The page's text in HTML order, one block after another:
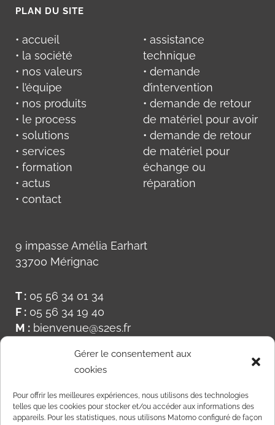
Gérer le consentement aux
cookies
Pour offrir les meilleures expériences, nous utilisons des technologies
telles que les cookies pour stocker et/ou accéder aux informations des
appareils. Pour les statistiques, nous utilisons Matomo configuré de façon
PLAN DU SITE
• accueil
• la société
• nos valeurs
• l’équipe
• nos produits
• le process
• solutions
• services
• formation
• actus
• contact
• assistance
technique
• demande
d’intervention
• demande de retour
de matériel pour avoir
• demande de retour
de matériel pour
échange ou
réparation
9 impasse Amélia Earhart
33700 Mérignac
T : 05 56 34 01 34
F : 05 56 34 19 40
M : bienvenue@s2es.fr